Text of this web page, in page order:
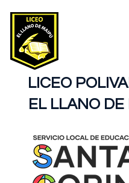
LICEO
EL LLANO